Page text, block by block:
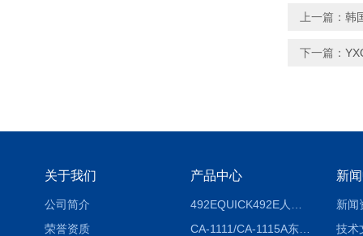
上一篇： 韩
下一篇：
关于我们
公司简介
荣誉资质
产品中心
CA-1111/CA-1115A东京理化EYELA CA-1111/CA-1115A冷却水循环装置
新
新闻
技术